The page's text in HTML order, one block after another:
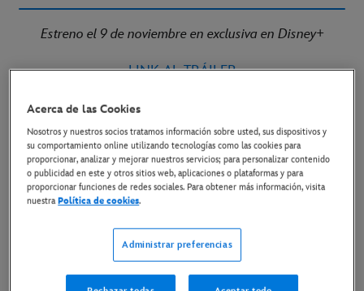
Estreno el 9 de noviembre en exclusiva en Disney+
LINK AL TRÁILER
LINK AL MATERIAL DISPONIBLE
Madrid, 8 de noviembre- Ya está disponible un
nuevo tráiler de''Zootrópolis+'', la nueva serie de
Walt Disney Animation Studios. Los seis episodios se
“Zootrópolis+”regresa a la trepidante metrópoli
Acerca de las Cookies
Nosotros y nuestros socios tratamos información sobre usted, sus dispositivos y
su comportamiento online utilizando tecnologías como las cookies para
proporcionar, analizar y mejorar nuestros servicios; para personalizar contenido
o publicidad en este y otros sitios web, aplicaciones o plataformas y para
proporcionar funciones de redes sociales. Para obtener más información, visita
nuestraPolítica de cookies.
Administrar preferencias